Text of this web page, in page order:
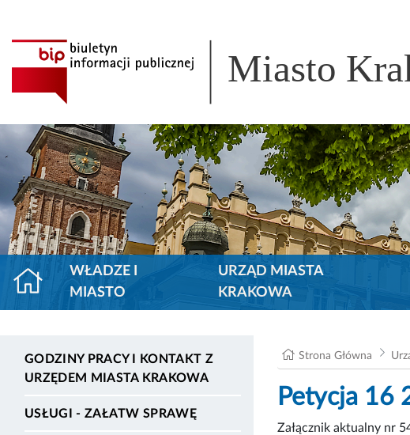
Miasto
WŁADZE I
MIASTO
URZĄD MIASTA
KRAKOWA
GODZINY PRACY I KONTAKT Z
URZĘDEM MIASTA KRAKOWA
USŁUGI - ZAŁATW SPRAWĘ
Strona Główna
Petycja 16
Załącznik aktualny nr